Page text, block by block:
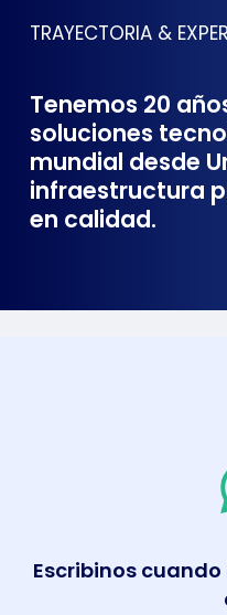
TRAYECTORIA &
Tenemos 20
soluciones
mundial desde
infraestructura
en calidad.
Escribinos